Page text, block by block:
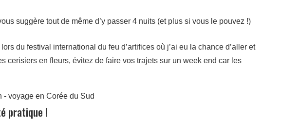
suggère tout de même d’y passer 4 nuits (et plus si vous le pouvez !)
du festival international du feu d’artifices où j’ai eu la chance d’aller et
en fleurs, évitez de faire vos trajets sur un week end car les
pratique !